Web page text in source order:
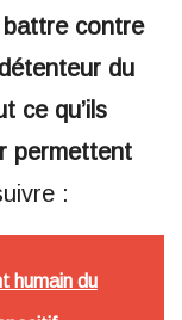
battre contre
du
ce qu’ils
permettent
:
humain du